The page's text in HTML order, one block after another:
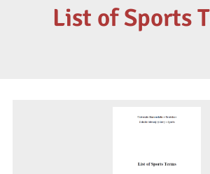
List of Sports